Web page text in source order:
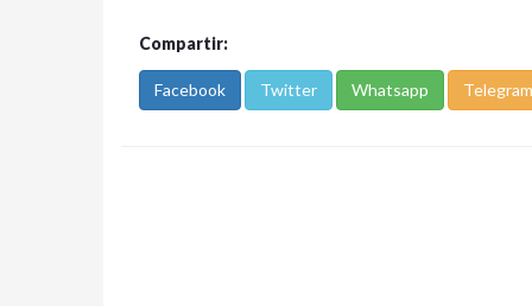
Compartir:
Facebook Twitter Whatsapp Telegram